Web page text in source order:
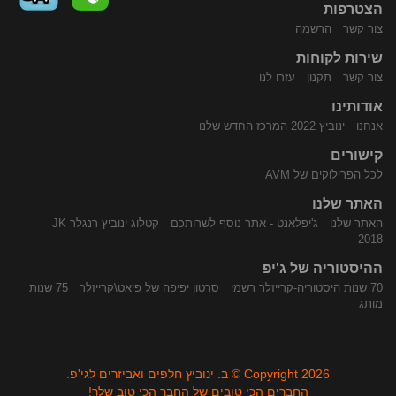
הצטרפות
צור קשר הרשמה
שירות לקוחות
צור קשר תקנון עזרו לנו
אודותינו
אנחנו ינוביץ 2022 המרכז החדש שלנו
קישורים
לכל הפרילוקים של AVM
האתר שלנו
האתר שלנו ג'יפלאנט - אתר נוסף לשרותכם
קטלוג ינוביץ רנגלר JK
2018
ההיסטוריה של ג'יפ
70 שנות היסטוריה-קרייזלר רשמי סרטון יפיפה של פיאט\קרייזלר
75 שנות
מותג
Copyright 2026 © ב. ינוביץ חלפים ואביזרים לגי'פ.
החברים הכי טובים של החבר הכי טוב שלך!